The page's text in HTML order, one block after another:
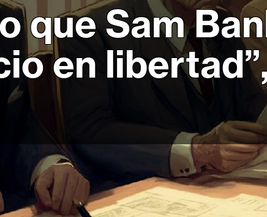
que Sam
en